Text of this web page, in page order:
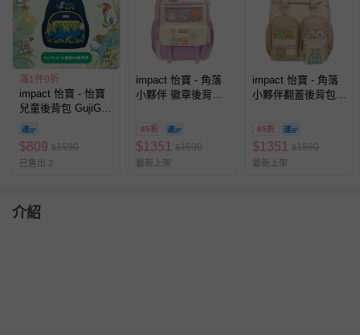
滿1件9折
impact 怡寶 - 怡寶
兒童後背包 GujiGuji
鴨子湖故事聯名款-
大-深藍
IMQSY001NY
$809 $1590
已售出 2
impact 怡寶 - 角落
小夥伴 徽章後背包#
IMQSG008PL
85折
$1351 $1590
最新上架
impact 怡寶 - 角落
小夥伴翻蓋後背包-
85折
$1351 $1590
最新上架
介紹